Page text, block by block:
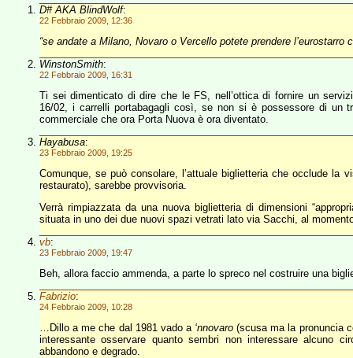
D# AKA BlindWolf:
22 Febbraio 2009, 12:36
“se andate a Milano, Novaro o Vercello potete prendere l’eurostarro
WinstonSmith:
22 Febbraio 2009, 16:31
Ti sei dimenticato di dire che le FS, nell’ottica di fornire un
16/02, i carrelli portabagagli così, se non si è possessore di un
commerciale che ora Porta Nuova è ora diventato.
Hayabusa:
23 Febbraio 2009, 19:25
Comunque, se può consolare, l’attuale biglietteria che occlude la
restaurato), sarebbe provvisoria.
Verrà rimpiazzata da una nuova biglietteria di dimensioni
situata in uno dei due nuovi spazi vetrati lato via Sacchi, al
vb:
23 Febbraio 2009, 19:47
Beh, allora faccio ammenda, a parte lo spreco nel costruire una
Fabrizio:
24 Febbraio 2009, 10:28
…Dillo a me che dal 1981 vado a ‘nnovaro (scusa ma la pronuncia
interessante osservare quanto sembri non interessare alcuno
abbandono e degrado.